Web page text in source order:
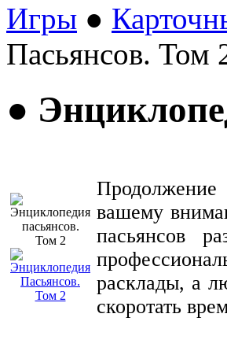
Игры ●
Пасьянсов. Том
●
вашему
пасьянсов
расклады, а
скоротать